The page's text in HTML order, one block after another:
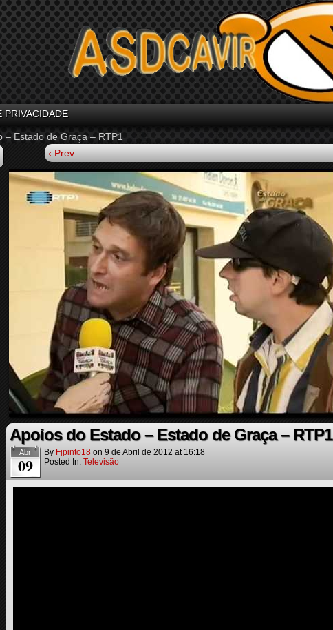
PRIVACIDADE
– Estado de Graça – RTP1
‹ Prev
Apoios do Estado – Estado de Graça – RTP1
Abr
09
By Fjpinto18 on 9 de Abril de 2012 at 16:18
Posted In: Televisão